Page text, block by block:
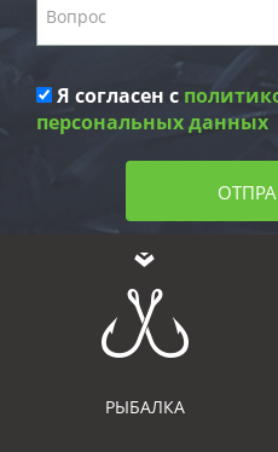
Я согласен с
персональных данных
РЫБАЛКА